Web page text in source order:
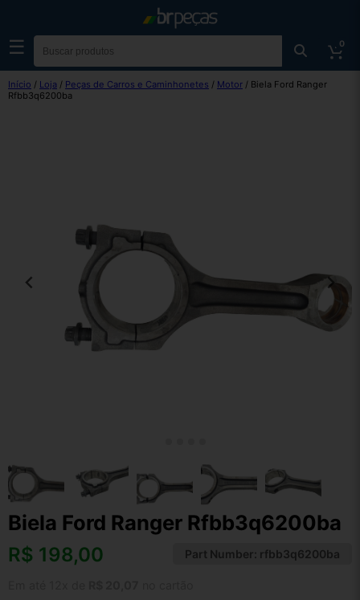
☰ 0
Início / Loja / Peças de Carros e Caminhonetes / Motor / Biela Ford Ranger
Rfbb3q6200ba
Biela Ford Ranger Rfbb3q6200ba
R$ 198,00 Part Number: rfbb3q6200ba